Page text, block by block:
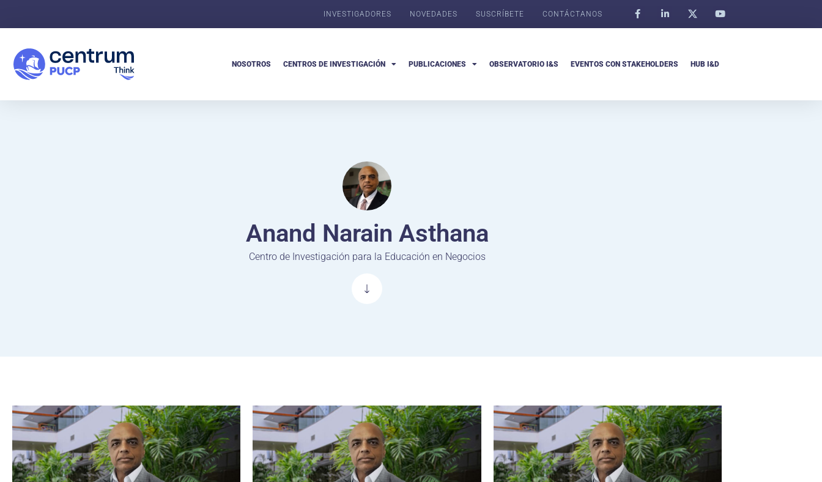
INVESTIGADORES NOVEDADES SUSCRÍBETE CONTÁCTANOS
NOSOTROS CENTROS DE INVESTIGACIÓN PUBLICACIONES OBSERVATORIO I&S EVENTOS CON STAKEHOLDERS HUB I&D
Anand Narain Asthana
Centro de Investigación para la Educación en Negocios